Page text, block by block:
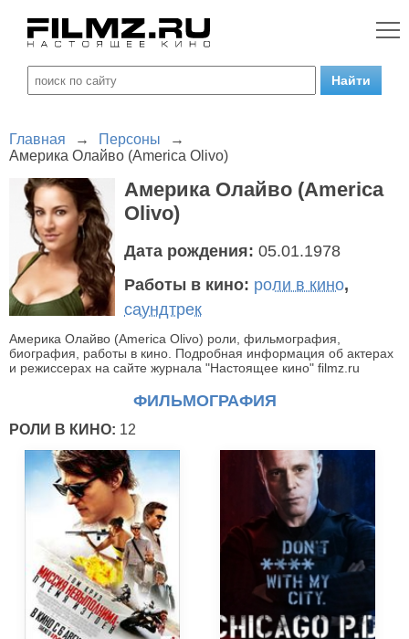
Главная → Персоны
→
Америка Олайво (America Olivo)
Америка Олайво (America
Olivo)
Дата рождения: 05.01.1978
Работы в кино: роли в кино,
саундтрек
Америка Олайво (America Olivo) роли, фильмография,
биография, работы в кино. Подробная информация об актерах
и режиссерах на сайте журнала "Настоящее кино" filmz.ru
ФИЛЬМОГРАФИЯ
РОЛИ В КИНО: 12